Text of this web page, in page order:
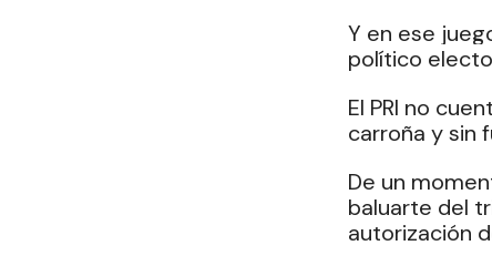
Y en ese
político
El PRI no
carroña y sin
De un
baluarte del
autorización